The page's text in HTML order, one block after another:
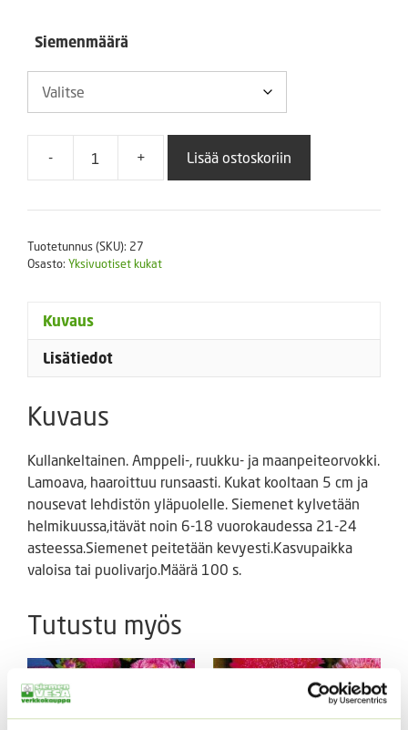
Siemenmäärä
-
Amppeliorvokki
Wave
+ Lisää ostoskoriin
Tuotetunnus (SKU): 27
Osasto: Yksivuotiset kukat
Kuvaus
Lisätiedot
Kuvaus
Kullankeltainen. Amppeli-, ruukku- ja maanpeiteorvokki.
Lamoava, haaroittuu runsaasti. Kukat kooltaan 5 cm ja
nousevat lehdistön yläpuolelle. Siemenet kylvetään
helmikuussa,itävät noin 6-18 vuorokaudessa 21-24
asteessa.Siemenet peitetään kevyesti.Kasvupaikka
valoisa tai puolivarjo.Määrä 100 s.
Tutustu myös